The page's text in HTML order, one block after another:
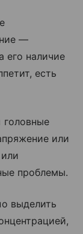
—
его наличие
есть
головные
или
проблемы.
выделить